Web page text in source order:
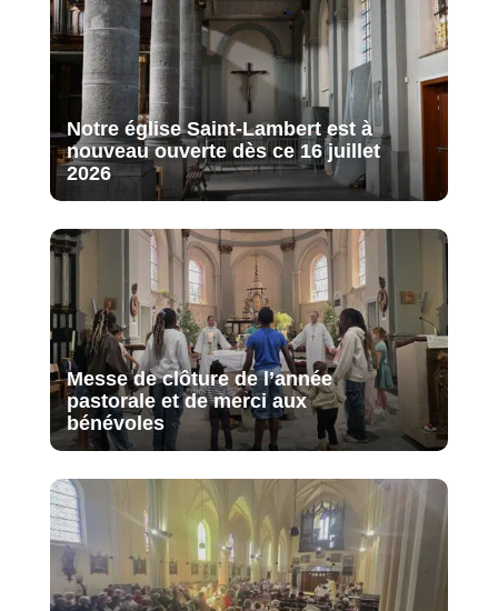
Notre église Saint-Lambert est à
nouveau ouverte dès ce 16 juillet
2026
Messe de clôture de l’année
pastorale et de merci aux
bénévoles